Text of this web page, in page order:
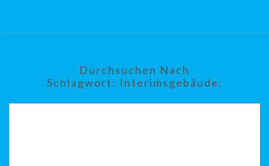
Durchsuchen Nach
Schlagwort: Interimsgebäude;